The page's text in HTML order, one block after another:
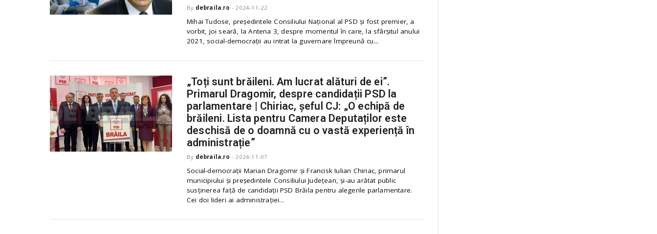
By debraila.ro - 2024-11-22
Mihai Tudose, președintele Consiliului Național al PSD și fost premier, a
vorbit, joi seară, la Antena 3, despre momentul în care, la sfârșitul anului
2021, social-democrații au intrat la guvernare împreună cu...
„Toți sunt brăileni. Am lucrat alături de ei”.
Primarul Dragomir, despre candidații PSD la
parlamentare | Chiriac, șeful CJ: „O echipă de
brăileni. Lista pentru Camera Deputaților este
deschisă de o doamnă cu o vastă experiență în
administrație”
By debraila.ro - 2024-11-07
Social-democrații Marian Dragomir și Francisk Iulian Chiriac, primarul
municipiului și președintele Consiliului Județean, și-au arătat public
susținerea față de candidații PSD Brăila pentru alegerile parlamentare.
Cei doi lideri ai administrației...